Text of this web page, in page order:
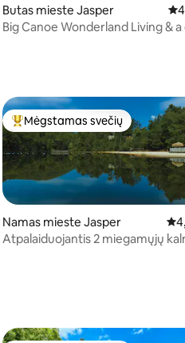
Butas mieste Jasper
Big Canoe Wonderland Living & a
4,95 iš 5, atsiliepimų: 143
Svečių mėgstamiausias
Mėgstamas svečių
Namas mieste Jasper
Atpalaiduojantis 2 miegamųjų